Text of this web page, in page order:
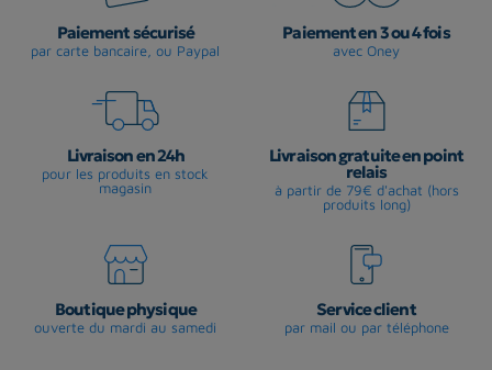
Paiement sécurisé
par carte bancaire, ou Paypal
Paiement en 3 ou 4 fois
avec Oney
Livraison en 24h
pour les produits en stock
magasin
Livraison gratuite en point
relais
à partir de 79€ d'achat (hors
produits long)
Boutique physique
ouverte du mardi au samedi
Service client
par mail ou par téléphone